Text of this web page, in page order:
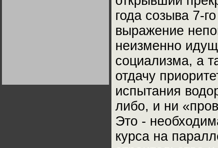
года созыва 7-
выражение
неизменно
социализма, а
отдачу
испытания
либо, и ни
Это -
курса на